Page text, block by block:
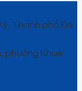
Thành phố Đà
phường Khuê